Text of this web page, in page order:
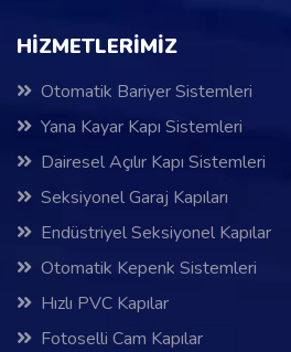
HİZMETLERİMİZ
Otomatik Bariyer Sistemleri
Yana Kayar Kapı Sistemleri
Dairesel Açılır Kapı Sistemleri
Seksiyonel Garaj Kapıları
Endüstriyel Seksiyonel Kapılar
Otomatik Kepenk Sistemleri
Hızlı PVC Kapılar
Fotoselli Cam Kapılar